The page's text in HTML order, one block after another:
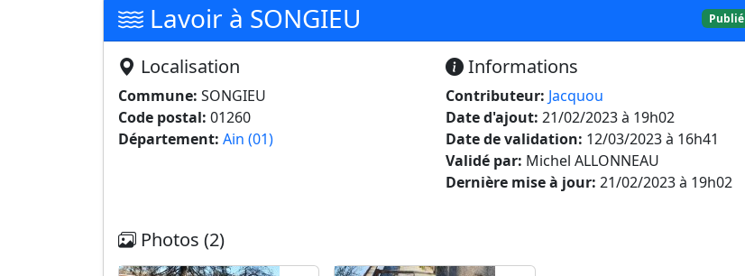
Lavoir à SONGIEU Publié
Localisation
Commune: SONGIEU
Code postal: 01260
Département: Ain (01)
Informations
Contributeur: Jacquou
Date d'ajout: 21/02/2023 à 19h02
Date de validation: 12/03/2023 à 16h41
Validé par: Michel ALLONNEAU
Dernière mise à jour: 21/02/2023 à 19h02
Photos (2)